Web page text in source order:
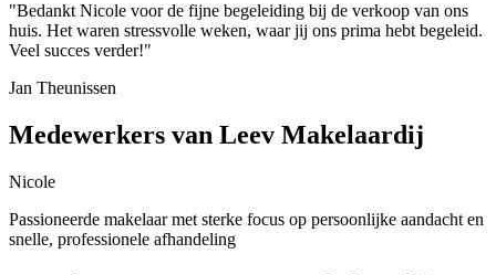
"Bedankt Nicole voor de fijne begeleiding bij de verkoop van ons
huis. Het waren stressvolle weken, waar jij ons prima hebt begeleid.
Veel succes verder!"
Jan Theunissen
Medewerkers van Leev Makelaardij
Nicole
Passioneerde makelaar met sterke focus op persoonlijke aandacht en
snelle, professionele afhandeling